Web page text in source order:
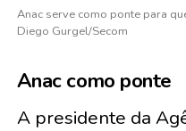
Anac serve como ponte para
Diego Gurgel/Secom
Anac como ponte
A presidente da